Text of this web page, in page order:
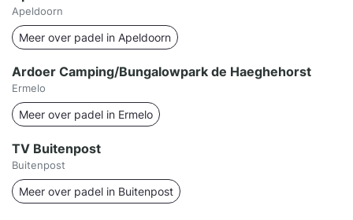
Apeldoorn
Meer over padel in Apeldoorn
Ardoer Camping/Bungalowpark de Haeghehorst
Ermelo
Meer over padel in Ermelo
TV Buitenpost
Buitenpost
Meer over padel in Buitenpost